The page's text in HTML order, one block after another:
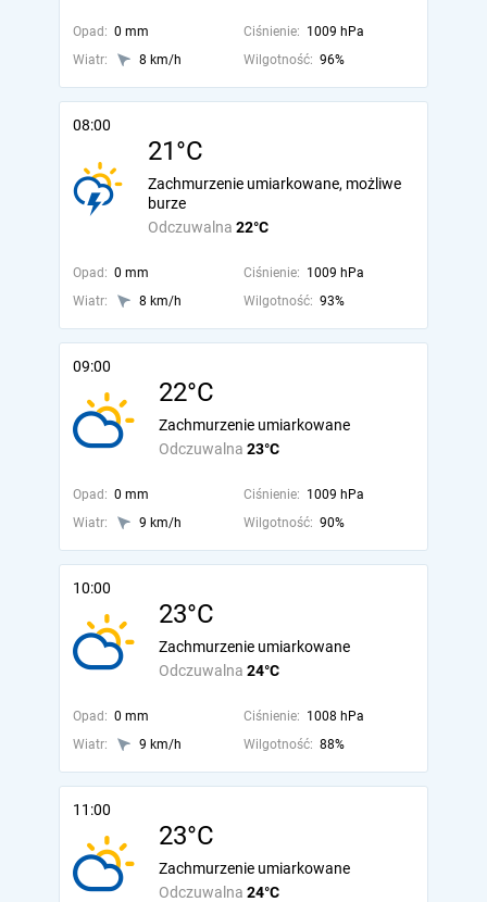
Opad: 0 mm Ciśnienie: 1009 hPa
Wiatr:
8 km/h Wilgotność: 96%
08:00
21°C
Odczuwalna 22°C
Zachmurzenie umiarkowane, możliwe
burze
Opad: 0 mm Ciśnienie: 1009 hPa
Wiatr:
8 km/h Wilgotność: 93%
09:00
22°C
Odczuwalna 23°C
Zachmurzenie umiarkowane
Opad: 0 mm Ciśnienie: 1009 hPa
Wiatr:
9 km/h Wilgotność: 90%
10:00
23°C
Odczuwalna 24°C
Zachmurzenie umiarkowane
Opad: 0 mm Ciśnienie: 1008 hPa
Wiatr:
9 km/h Wilgotność: 88%
11:00
23°C
Odczuwalna 24°C
Zachmurzenie umiarkowane